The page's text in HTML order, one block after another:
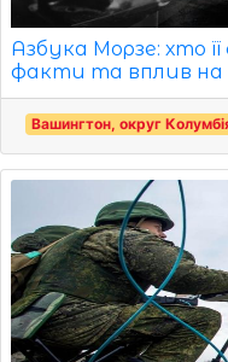
Азбука Морзе: хто її
факти та вплив на
Вашингтон, округ